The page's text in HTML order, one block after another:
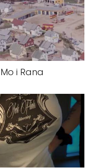
i Rana